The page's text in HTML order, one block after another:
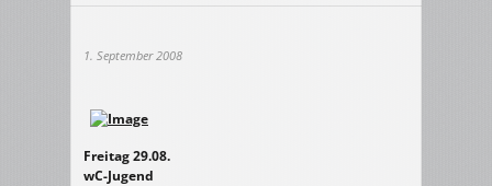
1. September 2008
Freitag 29.08.
wC-Jugend